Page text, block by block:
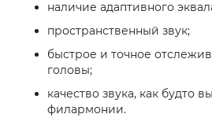
наличие адаптивного
пространственный звук;
быстрое и точное
головы;
качество звука, как будто
филармонии.